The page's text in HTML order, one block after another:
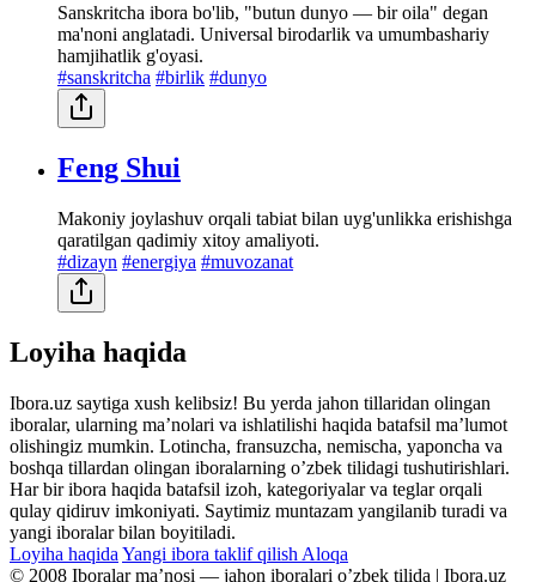
Sanskritcha ibora bo'lib, "butun dunyo — bir oila" degan
ma'noni anglatadi. Universal birodarlik va umumbashariy
hamjihatlik g'oyasi.
#sanskritcha #birlik #dunyo
Feng Shui
Makoniy joylashuv orqali tabiat bilan uyg'unlikka erishishga
qaratilgan qadimiy xitoy amaliyoti.
#dizayn #energiya #muvozanat
Loyiha haqida
Ibora.uz saytiga xush kelibsiz! Bu yerda jahon tillaridan olingan
iboralar, ularning maʼnolari va ishlatilishi haqida batafsil maʼlumot
olishingiz mumkin. Lotincha, fransuzcha, nemischa, yaponcha va
boshqa tillardan olingan iboralarning oʼzbek tilidagi tushutirishlari.
Har bir ibora haqida batafsil izoh, kategoriyalar va teglar orqali
qulay qidiruv imkoniyati. Saytimiz muntazam yangilanib turadi va
yangi iboralar bilan boyitiladi.
Loyiha haqida Yangi ibora taklif qilish Aloqa
© 2008 Iboralar maʼnosi — jahon iboralari oʼzbek tilida | Ibora.uz